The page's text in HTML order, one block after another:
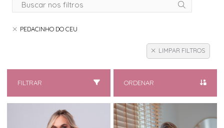
PEDACINHO DO CEU
LIMPAR FILTROS
FILTRAR ORDENAR